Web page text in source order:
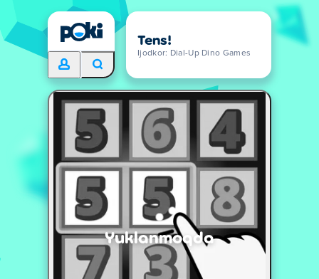
Tens!
Ijodkor: Dial-Up Dino Games
Yuklanmoqda